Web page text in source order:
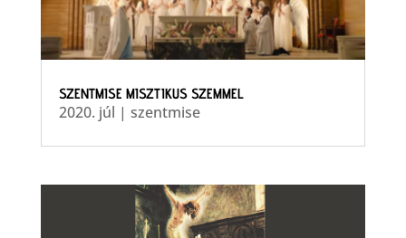
SZENTMISE MISZTIKUS SZEMMEL
2020. júl | szentmise